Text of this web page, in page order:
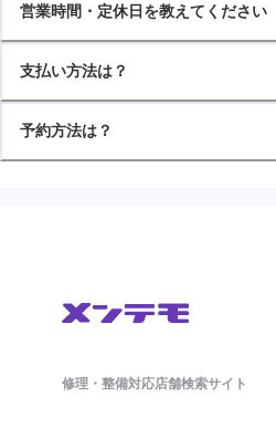
営業時間・定休日を教えてください
支払い方法は？
予約方法は？
修理・整備対応店舗検索サイト